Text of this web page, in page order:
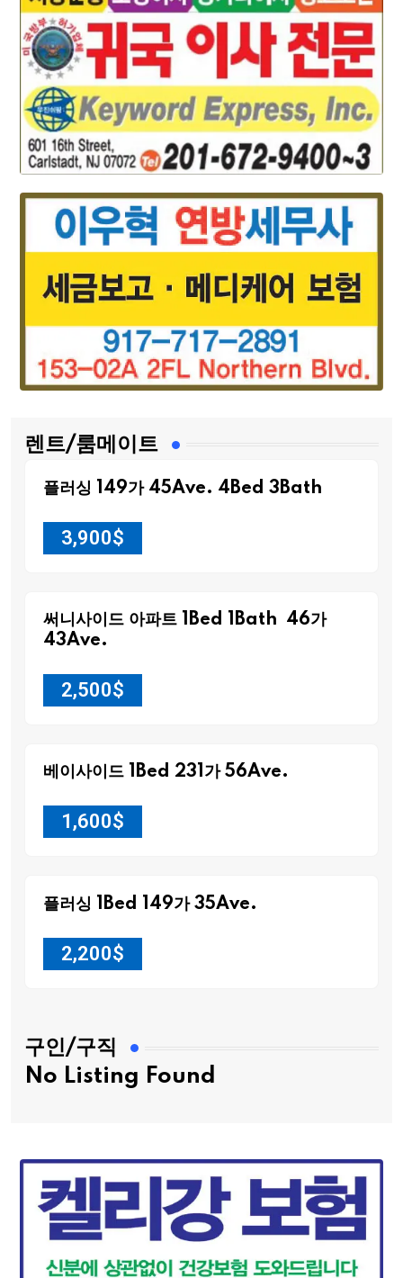
렌트/룸메이트
플러싱 149가 45Ave. 4Bed 3Bath
3,900$
써니사이드 아파트 1Bed 1Bath 46가
43Ave.
2,500$
베이사이드 1Bed 231가 56Ave.
1,600$
플러싱 1Bed 149가 35Ave.
2,200$
구인/구직
No Listing Found